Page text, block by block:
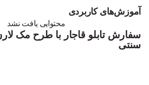
آموزش‌های کاربردی
محتوایی یافت نشد
سنتی